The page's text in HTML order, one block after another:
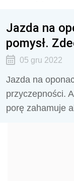
Jazda na
pomysł.
05 gru 2022
Jazda na
przyczepności.
porę zahamuje